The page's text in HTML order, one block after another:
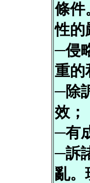
條件
性的
─侵
重的
─除
效；
─有
─訴
亂。